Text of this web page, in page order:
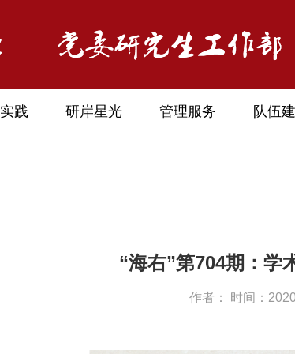
践 研岸星光 管理服务 队伍
“海右”第704期：学
作者： 时间：